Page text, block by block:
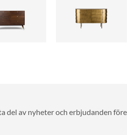
del av nyheter och erbjudanden före